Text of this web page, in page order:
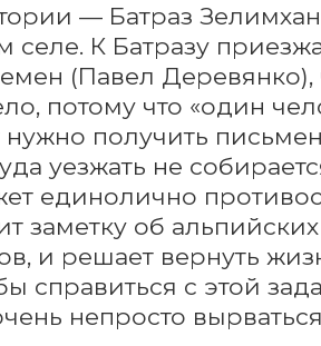
— Батраз
К Батразу
(Павел
потому что «один
получить
уезжать не
единолично
заметку об
и решает вернуть
справиться с этой
непросто